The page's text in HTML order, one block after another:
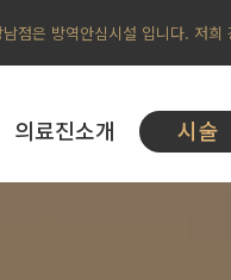
점은 방역안심시설 입니다. 저
의료진소개 시술